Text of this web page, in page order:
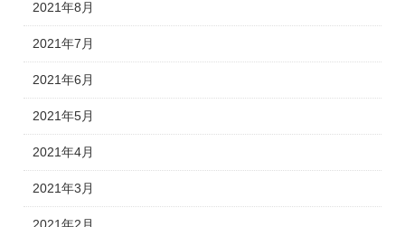
2021年8月
2021年7月
2021年6月
2021年5月
2021年4月
2021年3月